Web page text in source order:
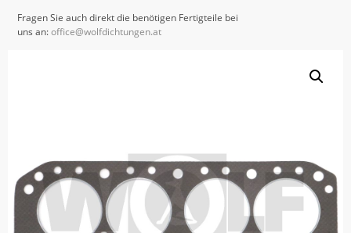
Fragen Sie auch direkt die benötigen Fertigteile bei
uns an:office@wolfdichtungen.at